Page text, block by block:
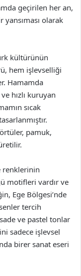
geçirilen her an,
yansıması olarak
kültürünün
hem işlevselliği
Hamamda
hızlı kuruyan
sıcak
pamuk,
renklerinin
motifleri vardır ve
Ege Bölgesi’nde
tercih
ve pastel tonlar
sadece işlevsel
birer sanat eseri